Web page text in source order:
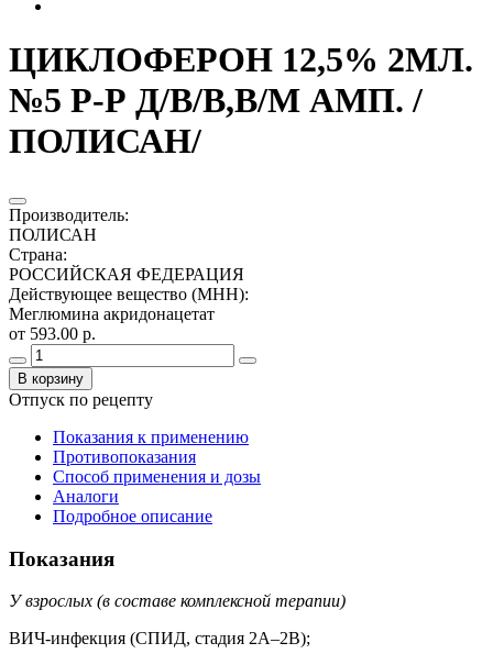
ЦИКЛОФЕРОН 12,5% 2МЛ.
№5 Р-Р Д/В/В,В/М АМП. /
ПОЛИСАН/
Производитель:
ПОЛИСАН
Страна:
РОССИЙСКАЯ ФЕДЕРАЦИЯ
Действующее вещество (МНН):
Меглюмина акридонацетат
от 593.00 р.
В корзину
Отпуск по рецепту
Показания к применению
Противопоказания
Способ применения и дозы
Аналоги
Подробное описание
Показания
У взрослых (в составе комплексной терапии)
ВИЧ-инфекция (СПИД, стадия 2А–2B);